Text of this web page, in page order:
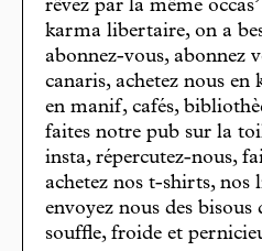
rêvez par la même
karma libertaire, on a
abonnez-vous, abonnez
canaris, achetez nous en
en manif, cafés,
faites notre pub sur la
insta, répercutez-nous,
achetez nos t-shirts, nos
envoyez nous des bisous
souffle, froide et